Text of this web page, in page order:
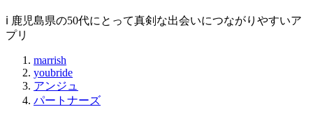
ℹ️ 鹿児島県の50代にとって真剣な出会いにつながりやすいア
プリ
marrish
youbride
アンジュ
パートナーズ